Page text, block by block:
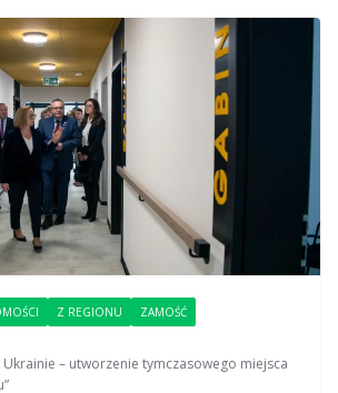
Z REGIONU ZAMOŚĆ
Ukrainie – utworzenie tymczasowego miejsca